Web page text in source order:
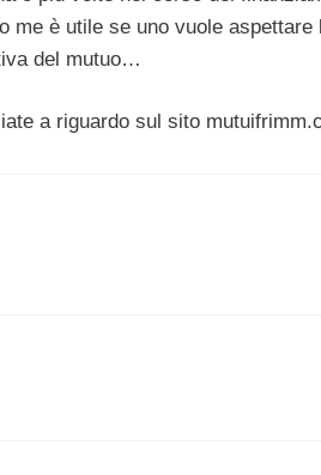
è utile se uno vuole aspettare
del mutuo…
a riguardo sul sito